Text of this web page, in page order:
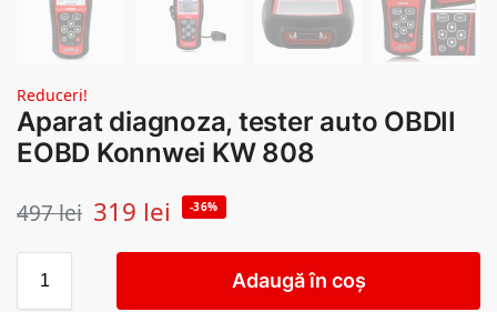
Reduceri!
Aparat diagnoza, tester auto OBDII
EOBD Konnwei KW 808
497lei 319 lei -36%
Adaugă în coș